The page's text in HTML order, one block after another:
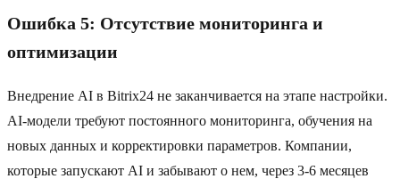
Ошибка 5: Отсутствие мониторинга и
оптимизации
Внедрение AI в Bitrix24 не заканчивается на этапе настройки.
AI-модели требуют постоянного мониторинга, обучения на
новых данных и корректировки параметров. Компании,
которые запускают AI и забывают о нем, через 3-6 месяцев